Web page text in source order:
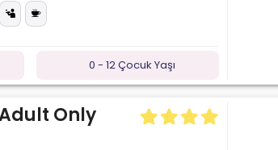
0 - 12 Çocuk Yaşı
Only